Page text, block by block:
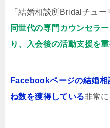
「結婚相談所Bridalチュ
同世代の専門カウンセラ
り、入会後の活動支援を
Facebookページの結婚
ね数を獲得している非常